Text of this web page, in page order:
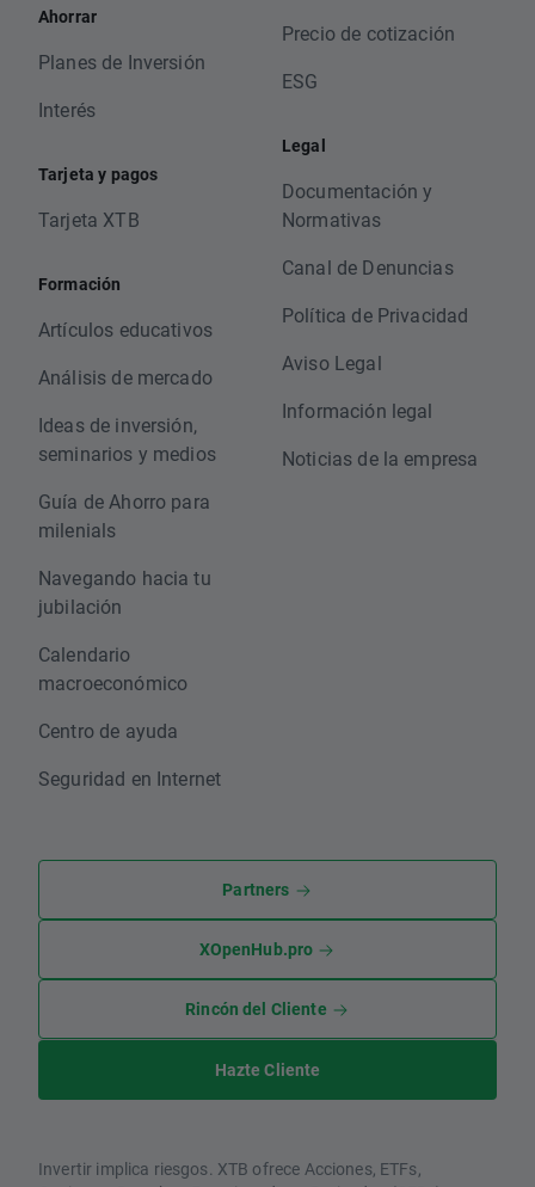
Ahorrar
Planes de Inversión
Interés
Tarjeta y pagos
Tarjeta XTB
Formación
Artículos educativos
Análisis de mercado
Ideas de inversión,
seminarios y medios
Guía de Ahorro para
milenials
Navegando hacia tu
jubilación
Calendario
macroeconómico
Centro de ayuda
Seguridad en Internet
Precio de cotización
ESG
Legal
Documentación y
Normativas
Canal de Denuncias
Política de Privacidad
Aviso Legal
Información legal
Noticias de la empresa
Partners
XOpenHub.pro
Rincón del Cliente
Hazte Cliente
Invertir implica riesgos. XTB ofrece Acciones, ETFs,